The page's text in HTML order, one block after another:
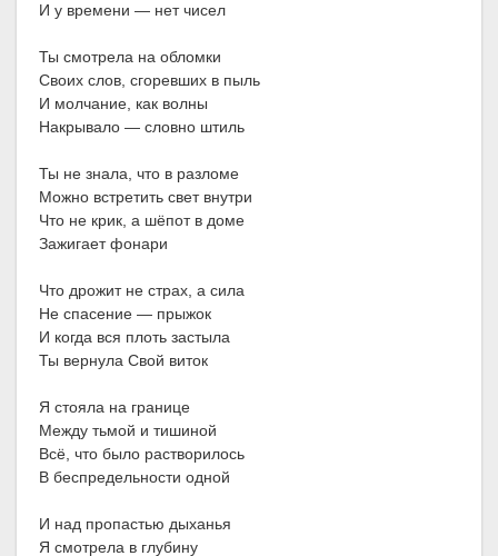
И у времени — нет чисел
Ты смотрела на обломки
Своих слов, сгоревших в пыль
И молчание, как волны
Накрывало — словно штиль
Ты не знала, что в разломе
Можно встретить свет внутри
Что не крик, а шёпот в доме
Зажигает фонари
Что дрожит не страх, а сила
Не спасение — прыжок
И когда вся плоть застыла
Ты вернула Свой виток
Я стояла на границе
Между тьмой и тишиной
Всё, что было растворилось
В беспредельности одной
И над пропастью дыханья
Я смотрела в глубину